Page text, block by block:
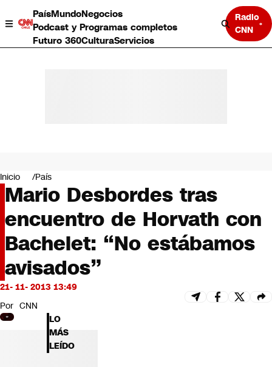
PaísMundoNegocios
Podcast y Programas completos
Futuro 360CulturaServicios
Radio
CNN
Negocios
Deportes
Programas completos
Cultura
Servicios
Bits
CNN tiempo
Futuro 360
Inicio País
Mario Desbordes tras
encuentro de Horvath con
Bachelet: “No estábamos
avisados”
21- 11- 2013 13:49
Por CNN
LO
MÁS
LEÍDO